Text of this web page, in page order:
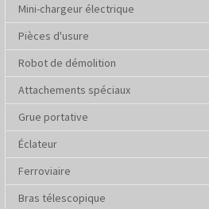
Mini-chargeur électrique
Pièces d'usure
Robot de démolition
Attachements spéciaux
Grue portative
Éclateur
Ferroviaire
Bras télescopique